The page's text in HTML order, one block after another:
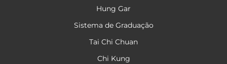
Hung Gar
Sistema de Graduação
Tai Chi Chuan
Chi Kung